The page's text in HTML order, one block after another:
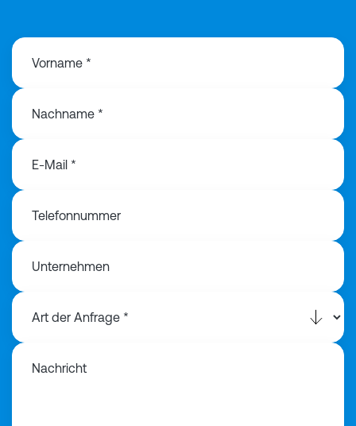
Vorname *
Nachname *
E-Mail *
Telefonnummer
Unternehmen
Nachricht